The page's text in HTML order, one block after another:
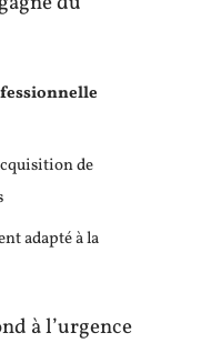
de
adapté à la
à l’urgence